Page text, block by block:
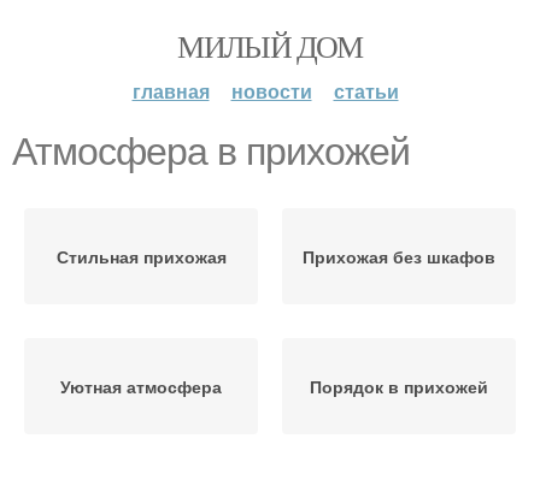
МИЛЫЙ ДОМ
главная новости статьи
Атмосфера в прихожей
Стильная прихожая Прихожая без шкафов
Уютная атмосфера Порядок в прихожей